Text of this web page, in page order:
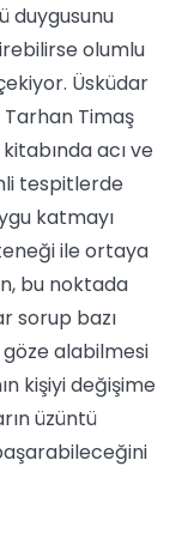
duygusunu
olumlu
Üsküdar
Timaş
kitabında acı ve
tespitlerde
katmayı
ile ortaya
bu noktada
sorup bazı
alabilmesi
kişiyi değişime
üzüntü